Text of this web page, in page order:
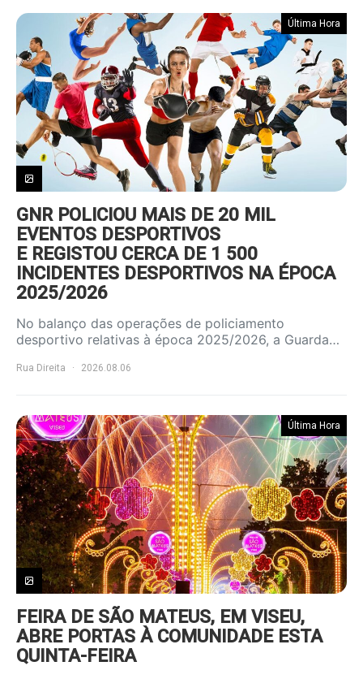
Última Hora
GNR POLICIOU MAIS DE 20 MIL
EVENTOS DESPORTIVOS
E REGISTOU CERCA DE 1 500
INCIDENTES DESPORTIVOS NA ÉPOCA
2025/2026
No balanço das operações de policiamento
desportivo relativas à época 2025/2026, a Guarda…
Rua Direita 2026.08.06
Última Hora
FEIRA DE SÃO MATEUS, EM VISEU,
ABRE PORTAS À COMUNIDADE ESTA
QUINTA-FEIRA